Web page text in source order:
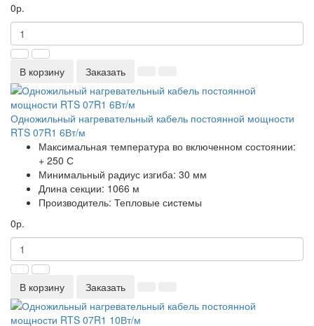
0р.
В корзину Заказать
Одножильный нагревательный кабель постоянной мощности
RTS 07R1 6Вт/м
Максимальная температура во включенном состоянии:
+ 250 С
Минимальный радиус изгиба: 30 мм
Длина секции: 1066 м
Производитель: Тепловые системы
0р.
В корзину Заказать